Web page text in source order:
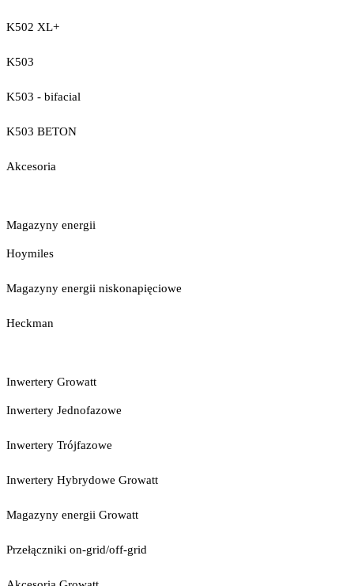
K502 XL+
K503
K503 - bifacial
K503 BETON
Akcesoria
Magazyny energii
Hoymiles
Magazyny energii niskonapięciowe
Heckman
Inwertery Growatt
Inwertery Jednofazowe
Inwertery Trójfazowe
Inwertery Hybrydowe Growatt
Magazyny energii Growatt
Przełączniki on-grid/off-grid